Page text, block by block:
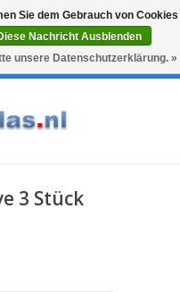
0 Artikel - €0,00
3 Stück
Sie dem Gebrauch von Cookies
Nachricht Ausblenden
unsere Datenschutzerklärung. »